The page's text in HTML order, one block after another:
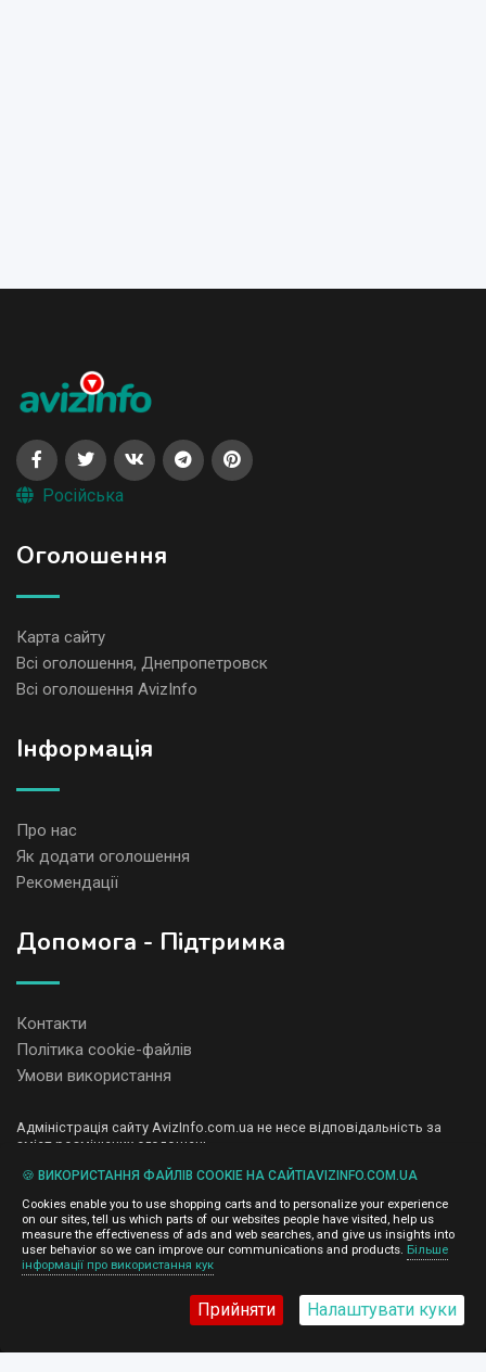
Російська
Оголошення
Карта сайту
Всі оголошення, Днепропетровск
Всі оголошення AvizInfo
Iнформація
Про нас
Як додати оголошення
Рекомендації
Допомога - Підтримка
Контакти
Політика cookie-файлів
Умови використання
Адміністрація сайту AvizInfo.com.ua не несе відповідальність за
зміст розміщених оголошень.
і не продаємо особисту інформацію зареєстрованих користувачів
AvizInfo.com.ua третім особам. Ми не відповідаємо за правила
конфіденційності сайтів на які посилається AvizInfo.com.ua. На
деяких сторінках нашого сайту представлена реклама Google
Adsense Advertising Network. Щоб дізнатися детальніше про
правила конфіденційності Google
🍪 ВИКОРИСТАННЯ ФАЙЛІВ COOKIE НА САЙТІAVIZINFO.COM.UA
Cookies enable you to use shopping carts and to personalize your experience
on our sites, tell us which parts of our websites people have visited, help us
measure the effectiveness of ads and web searches, and give us insights into
user behavior so we can improve our communications and products. Більше
інформації про використання кук
Прийняти Налаштувати куки